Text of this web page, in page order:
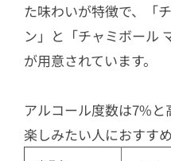
た味わいが特徴で、「
ン」と「チャミボール
が用意されています。
アルコール度数は7%
楽しみたい人におすす